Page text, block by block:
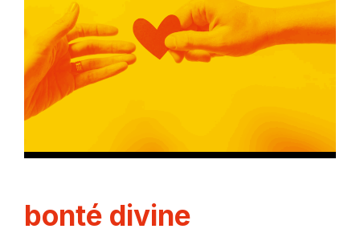
bonté divine